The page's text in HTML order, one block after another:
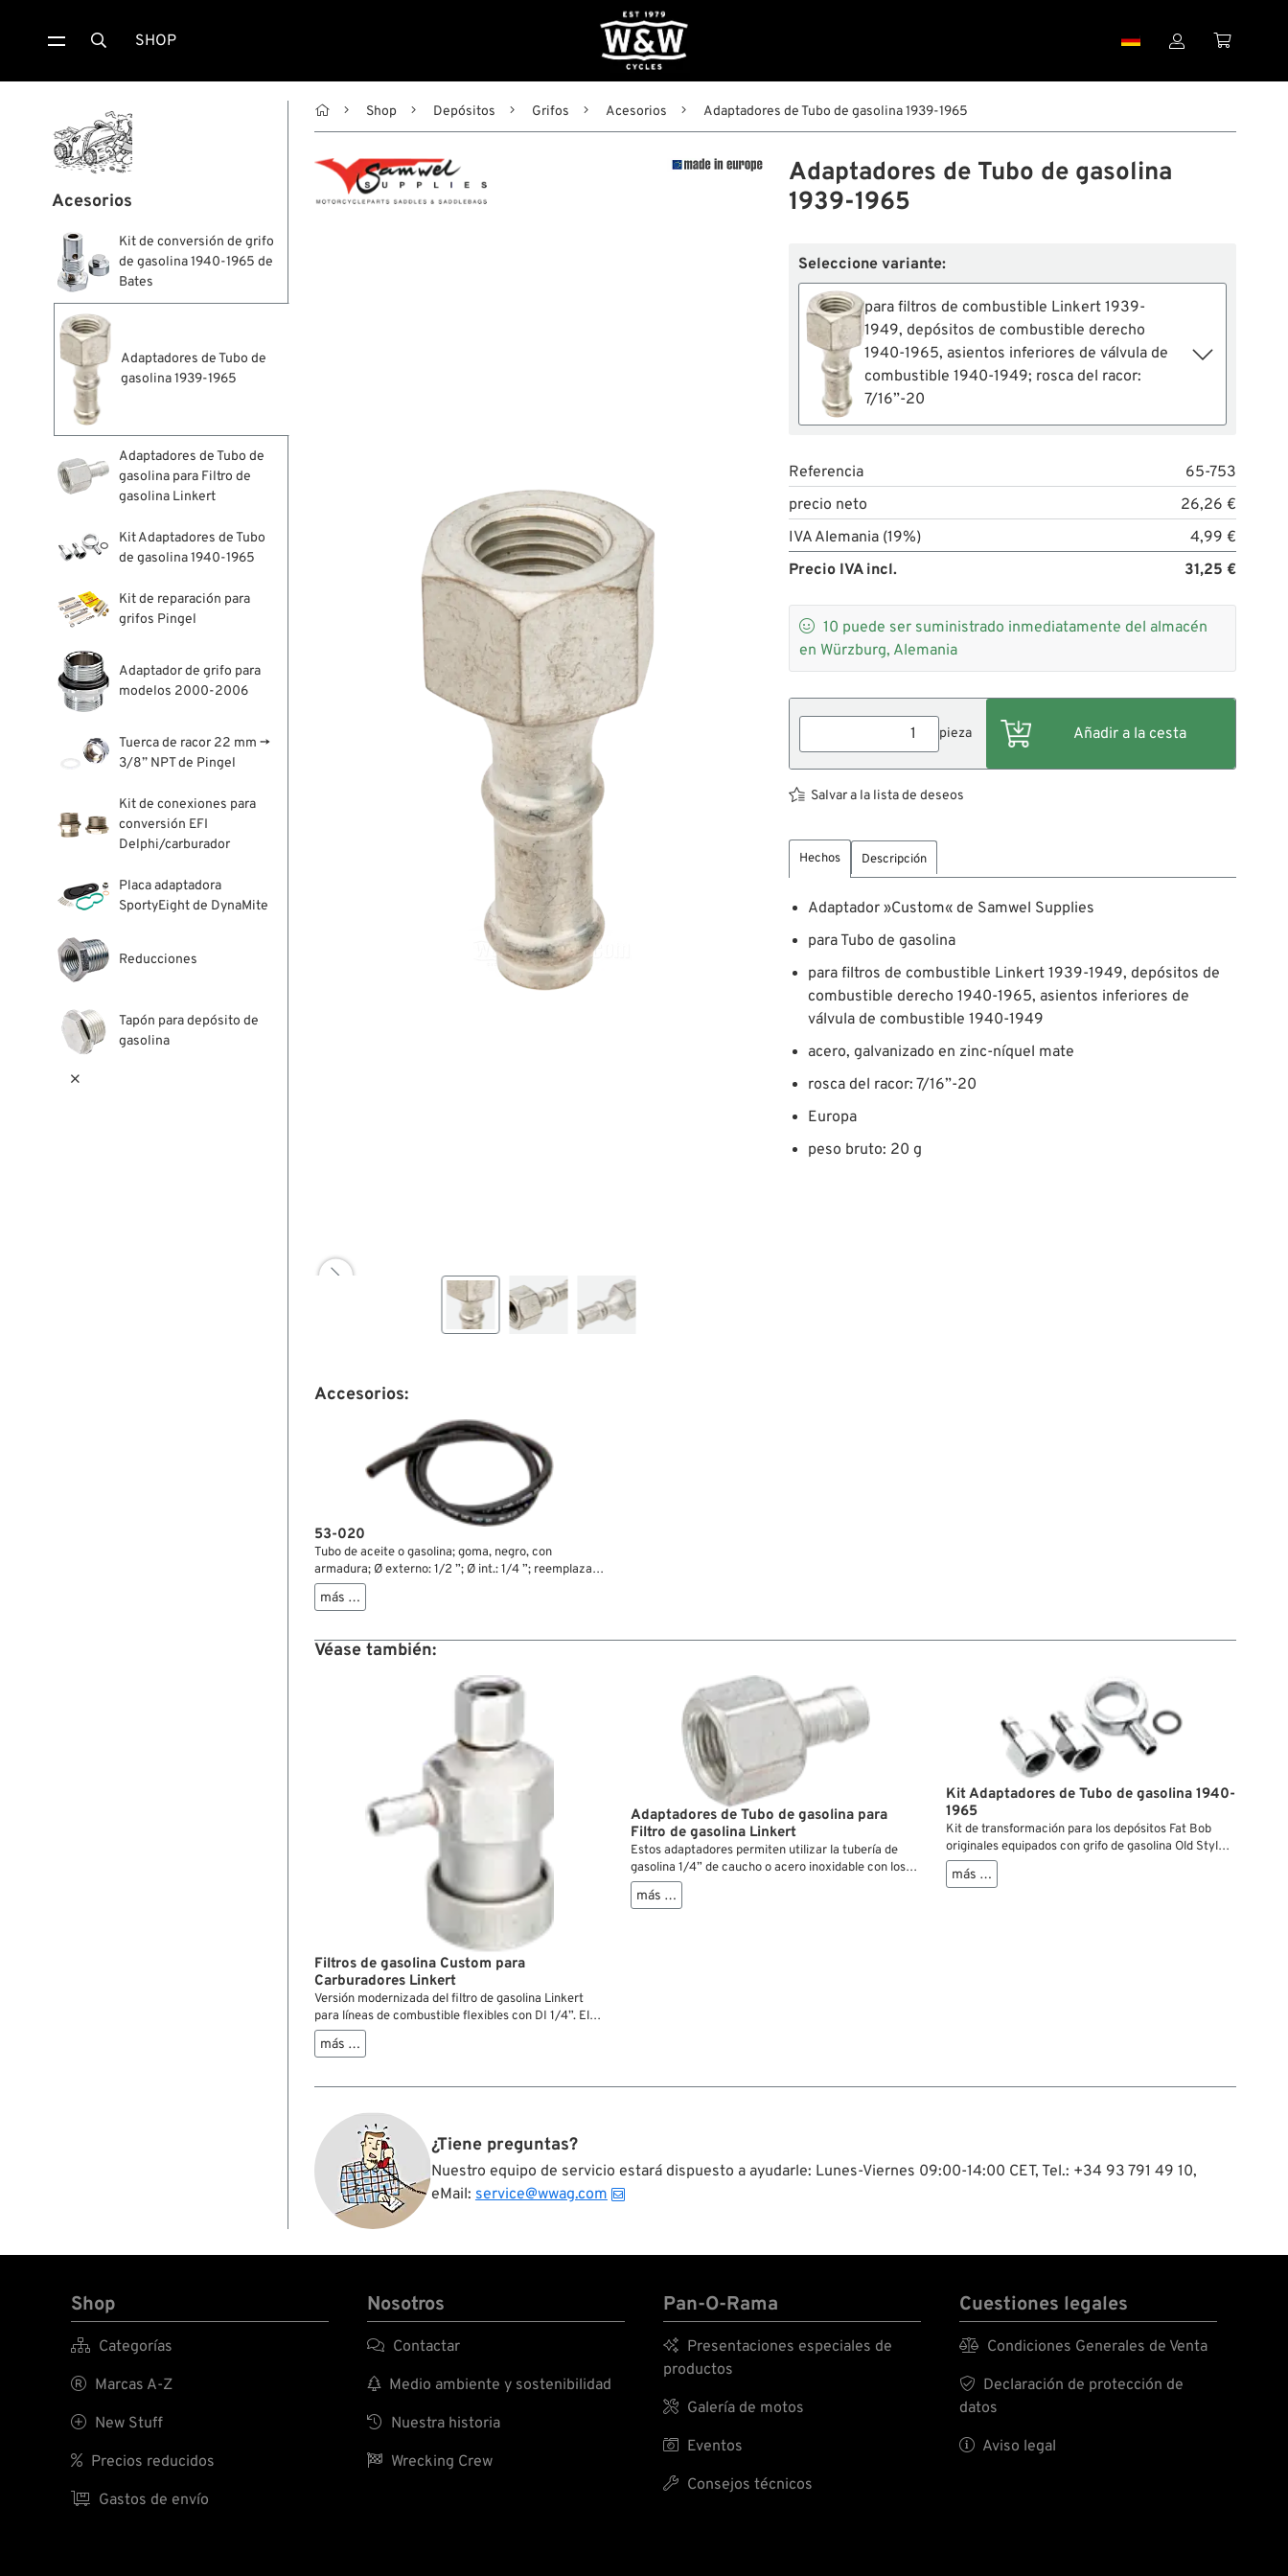
 SHOP  
Acesorios
Kit de conversión de grifo
de gasolina 1940-1965 de
Bates
Adaptadores de Tubo de
gasolina 1939-1965
Adaptadores de Tubo de
gasolina para Filtro de
gasolina Linkert
Kit Adaptadores de Tubo
de gasolina 1940-1965
Kit de reparación para
grifos Pingel
Adaptador de grifo para
modelos 2000-2006
Tuerca de racor 22 mm →
3/8” NPT de Pingel
Kit de conexiones para
conversión EFI
Delphi/carburador
Placa adaptadora
SportyEight de DynaMite
Reducciones
Tapón para depósito de
gasolina

 Shop Depósitos Grifos Acesorios Adaptadores de Tubo de gasolina 1939-1965
Adaptadores de Tubo de gasolina
1939-1965

Seleccione variante:
para filtros de combustible Linkert 1939-
1949, depósitos de combustible derecho
1940-1965, asientos inferiores de válvula de
combustible 1940-1949; rosca del racor:
7/16”-20
Referencia
65-753
precio neto
26,26 €
IVA Alemania (19%)
4,99 €
Precio IVA incl.
31,25 €
 10 puede ser suministrado inmediatamente del almacén
en Würzburg, Alemania
pieza
Salvar a la lista de deseos
Hechos Descripción
Adaptador »Custom« de Samwel Supplies
para Tubo de gasolina
para filtros de combustible Linkert 1939-1949, depósitos de
combustible derecho 1940-1965, asientos inferiores de
válvula de combustible 1940-1949
acero, galvanizado en zinc-níquel mate
rosca del racor: 7/16”-20
Europa
peso bruto: 20 g
Accesorios:
53-020
Tubo de aceite o gasolina; goma, negro, con
armadura; Ø externo: 1/2 ”; Ø int.: 1/4 ”; reemplaza
OEM HD 63501-68A; peso bruto: 150 g
más …
Véase también:
Filtros de gasolina Custom para
Carburadores Linkert
Versión modernizada del filtro de gasolina Linkert
para líneas de combustible flexibles con DI 1/4”. El
tamiz de gasolina no está incluido en la entrega y
debe pedirse por separado.
más …
Adaptadores de Tubo de gasolina para
Filtro de gasolina Linkert
Estos adaptadores permiten utilizar la tubería de
gasolina 1/4” de caucho o acero inoxidable con los
racores del filtro de gasolina Linkert.
más …
Kit Adaptadores de Tubo de gasolina 1940-
1965
Kit de transformación para los depósitos Fat Bob
originales equipados con grifo de gasolina Old Style
de los años 1940-1965. Permite sustituir los tubos
rígidos por los latiguillos de caucho o acero
más …
¿Tiene preguntas?
Nuestro equipo de servicio estará dispuesto a ayudarle: Lunes-Viernes 09:00-14:00 CET, Tel.: +34 93 791 49 10,
eMail: service@wwag.com
Shop
 Categorías
 Marcas A-Z
 New Stuff
 Precios reducidos
 Gastos de envío
Nosotros
 Contactar
 Medio ambiente y sostenibilidad
 Nuestra historia
 Wrecking Crew
Pan-O-Rama

Presentaciones especiales de
productos
 Galería de motos
 Eventos
 Consejos técnicos
Cuestiones legales
 Condiciones Generales de Venta

Declaración de protección de
datos
 Aviso legal